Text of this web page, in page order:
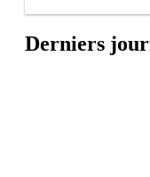
Derniers